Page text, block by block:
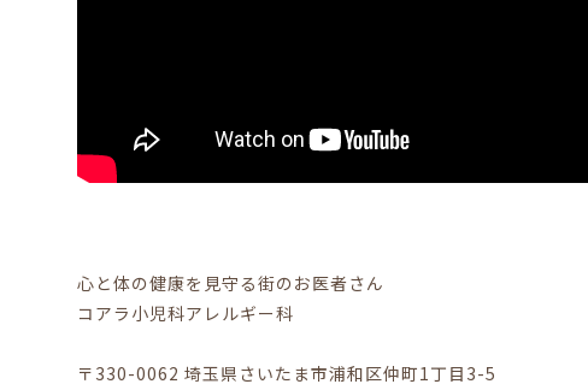
心と体の健康を見守る街のお医者さん
コアラ小児科アレルギー科
〒330-0062 埼玉県さいたま市浦和区仲町1丁目3-5